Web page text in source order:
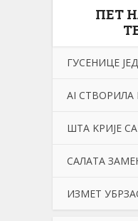
ПЕТ
ГУСЕНИЦЕ
АI СТВОРИЛА
ШТА KРИЈЕ
САЛАТА
ИЗМЕТ